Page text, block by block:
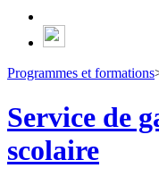
Programmes et formations
Service de
scolaire